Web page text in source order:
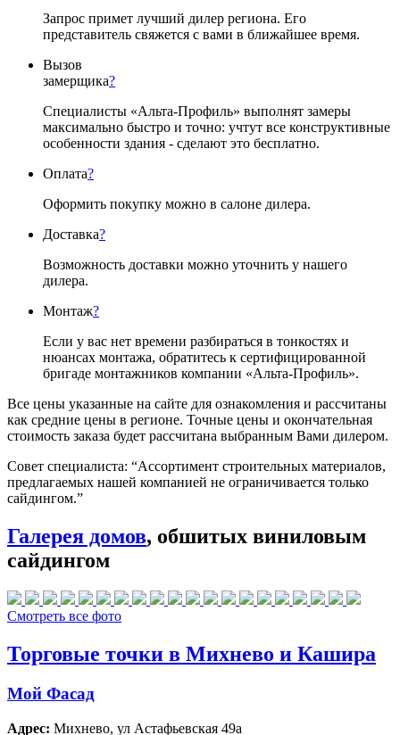
Запрос примет лучший дилер региона. Его
представитель свяжется с вами в ближайшее время.
Вызов
замерщика?
Специалисты «Альта-Профиль» выполнят замеры
максимально быстро и точно: учтут все конструктивные
особенности здания - сделают это бесплатно.
Оплата?
Оформить покупку можно в салоне дилера.
Доставка?
Возможность доставки можно уточнить у нашего
дилера.
Монтаж?
Если у вас нет времени разбираться в тонкостях и
нюансах монтажа, обратитесь к сертифицированной
бригаде монтажников компании «Альта-Профиль».
Все цены указанные на сайте для ознакомления и рассчитаны
как средние цены в регионе. Точные цены и окончательная
стоимость заказа будет рассчитана выбранным Вами дилером.
Совет специалиста: “Ассортимент строительных материалов,
предлагаемых нашей компанией не ограничивается только
сайдингом.”
Галерея домов, обшитых виниловым
сайдингом
Смотреть все фото
Торговые точки в Михнево и Кашира
Мой Фасад
Адрес: Михнево, ул Астафьевская 49а